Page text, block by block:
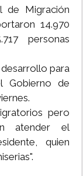
de Migración
14.970
personas
para
Gobierno de
pero
atender el
quien